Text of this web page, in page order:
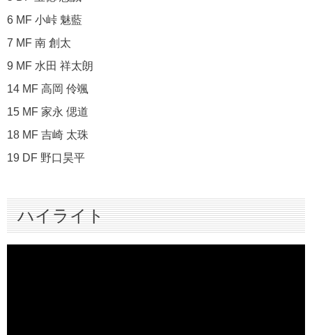
6 MF 小峠 魅藍
7 MF 南 創太
9 MF 水田 祥太朗
14 MF 高岡 伶颯
15 MF 家永 偲道
18 MF 吉崎 太珠
19 DF 野口昊平
ハイライト